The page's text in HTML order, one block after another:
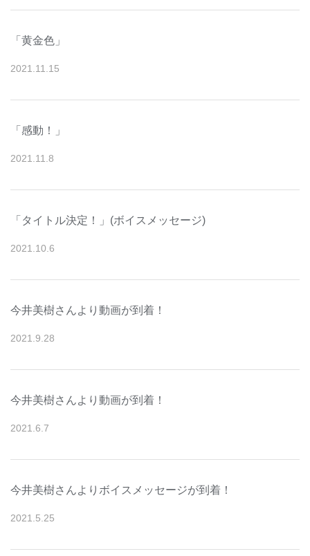
「黄金色」
2021 11 15
「感動！」
2021 11 8
「タイトル決定！」(ボイスメッセージ)
2021 10 6
今井美樹さんより動画が到着！
2021 9 28
今井美樹さんより動画が到着！
2021 6 7
今井美樹さんよりボイスメッセージが到着！
2021 5 25